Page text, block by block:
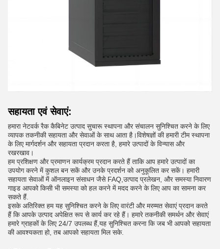
सहायता एवं सेवाएं:
हमारा नेटवर्क रैक कैबिनेट उत्पाद सुचारू स्थापना और संचालन सुनिश्चित करने के लिए
व्यापक तकनीकी सहायता और सेवाओं के साथ आता है।विशेषज्ञों की हमारी टीम स्थापना
के लिए मार्गदर्शन और सहायता प्रदान करता है, हमारे उत्पादों के विन्यास और
रखरखाव।
हम प्रशिक्षण और प्रमाणन कार्यक्रम प्रदान करते हैं ताकि आप हमारे उत्पादों का
उपयोग करने में कुशल बन सकें और उनके प्रदर्शन को अनुकूलित कर सकें। हमारी
सहायता सेवाओं में ऑनलाइन संसाधन जैसे FAQ,उत्पाद प्रलेखन, और समस्या निवारण
गाइड आपको किसी भी समस्या को हल करने में मदद करने के लिए आप का सामना कर
सकते हैं.
इसके अतिरिक्त हम यह सुनिश्चित करने के लिए वारंटी और मरम्मत सेवाएं प्रदान करते
हैं कि आपके उत्पाद अपेक्षित रूप से कार्य कर रहे हैं। हमारे तकनीकी समर्थन और सेवाएं
हमारे ग्राहकों के लिए 24/7 उपलब्ध हैं,यह सुनिश्चित करना कि जब भी आपको सहायता
की आवश्यकता हो, तब आपको सहायता मिल सके.